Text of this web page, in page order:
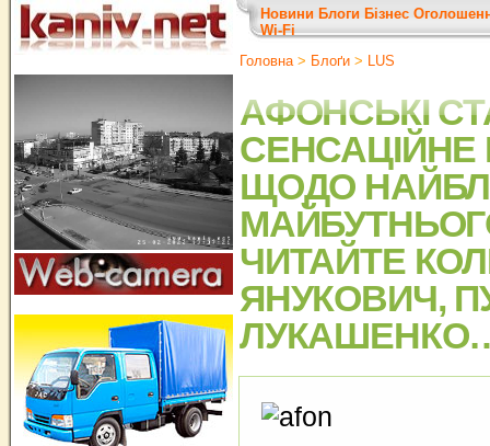
Новини Блоги Бізнес
Wi-Fi
Головна> Блоґи > LUS
АФОНСЬКІ
ЩОДО
ЧИТАЙТЕ
ЯНУКОВИЧ,